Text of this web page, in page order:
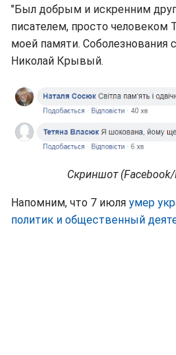
"Был добрым и искренним
писателем, просто человеком
моей памяти. Соболезнования
Николай Крывый.
Скриншот
Напомним, что 7 июля умер
политик и общественный